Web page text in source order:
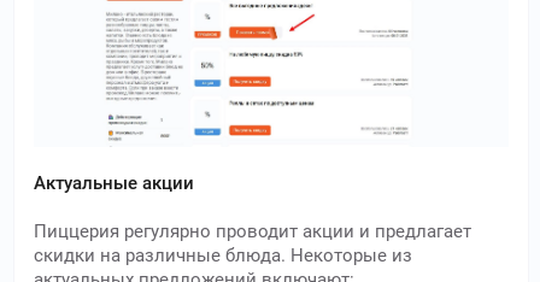
Актуальные акции
Пиццерия регулярно проводит акции и предлагает
скидки на различные блюда. Некоторые из